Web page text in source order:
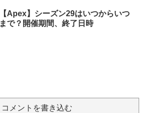
【Apex】シーズン29はいつからいつ
まで？開催期間、終了日時
コメントを書き込む